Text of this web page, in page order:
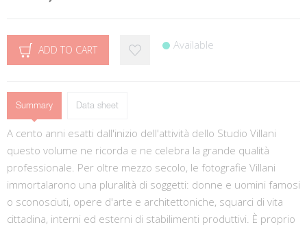
ADD TO CART Available
Summary Data sheet
A cento anni esatti dall'inizio dell'attività dello Studio Villani
questo volume ne ricorda e ne celebra la grande qualità
professionale. Per oltre mezzo secolo, le fotografie Villani
immortalarono una pluralità di soggetti: donne e uomini famosi
o sconosciuti, opere d'arte e architettoniche, squarci di vita
cittadina, interni ed esterni di stabilimenti produttivi. È proprio